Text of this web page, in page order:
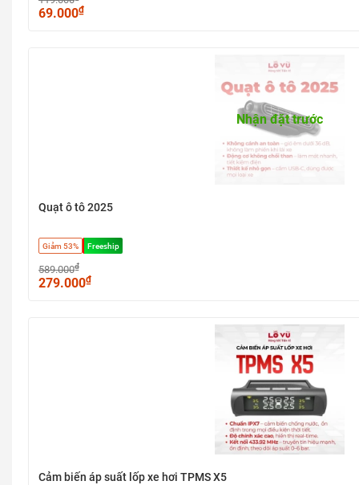
69.000₫
Nhận đặt trước
Quạt ô tô 2025
Giảm 53% Freeship
589.000₫
279.000₫
Cảm biến áp suất lốp xe hơi TPMS X5